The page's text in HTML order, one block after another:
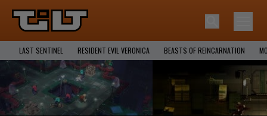
LAST SENTINEL RESIDENT EVIL VERONICA BEASTS OF REINCARNATION